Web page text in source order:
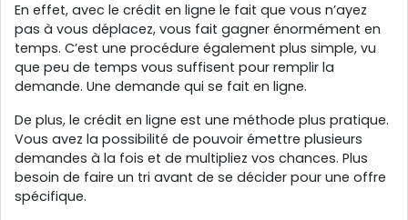
En effet, avec le crédit en ligne le fait que vous n’ayez
pas à vous déplacez, vous fait gagner énormément en
temps. C’est une procédure également plus simple, vu
que peu de temps vous suffisent pour remplir la
demande. Une demande qui se fait en ligne.
De plus, le crédit en ligne est une méthode plus pratique.
Vous avez la possibilité de pouvoir émettre plusieurs
demandes à la fois et de multipliez vos chances. Plus
besoin de faire un tri avant de se décider pour une offre
spécifique.